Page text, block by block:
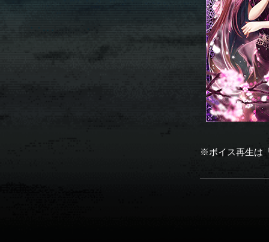
※ボイス再生は